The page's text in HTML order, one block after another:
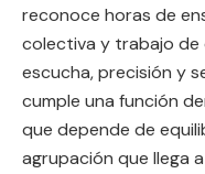
reconoce horas de
colectiva y trabajo de
escucha, precisión y
cumple una función
que depende de
agrupación que llega